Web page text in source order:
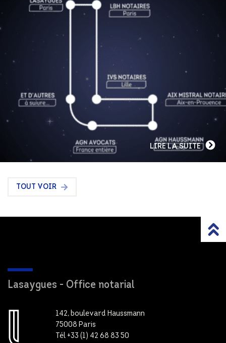
LIRE LA SUITE
TOUT VOIR
Lasaygues - Office notarial
142, boulevard Haussmann
75008 Paris
Tél +33 (1) 42 68 83 50